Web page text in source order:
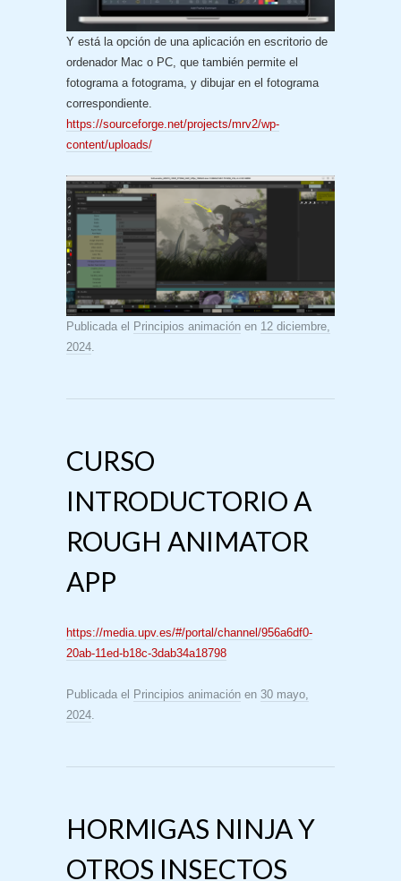
Y está la opción de una aplicación en escritorio de
ordenador Mac o PC, que también permite el
fotograma a fotograma, y dibujar en el fotograma
correspondiente.
https://sourceforge.net/projects/mrv2/wp-
content/uploads/
Publicada el Principios animación en 12 diciembre,
2024
CURSO
INTRODUCTORIO A
ROUGH ANIMATOR
APP
https://media.upv.es/#/portal/channel/956a6df0-
20ab-11ed-b18c-3dab34a18798
Publicada el Principios animación en 30 mayo,
2024
HORMIGAS NINJA Y
OTROS INSECTOS